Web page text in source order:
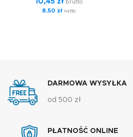
10,45 zł brutto
8,50 złnetto
DARMOWA WYSYŁKA
od 500 zł
PŁATNOŚĆ ONLINE